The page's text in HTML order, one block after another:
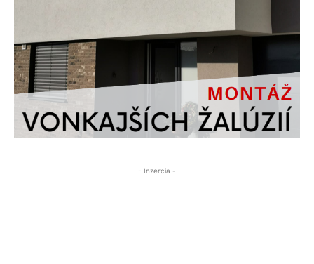
- Inzercia -